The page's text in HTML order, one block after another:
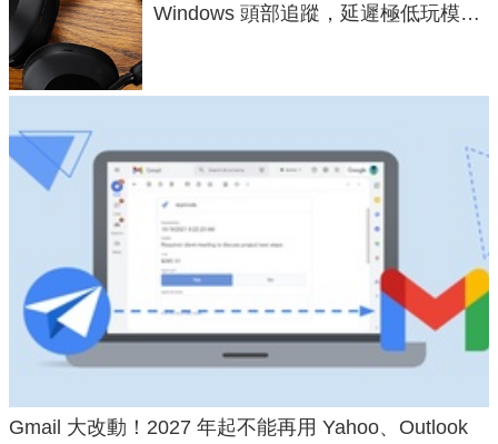
Windows 頭部追蹤，延遲極低玩模擬
Gmail 大改動！2027 年起不能再用 Yahoo、Outlook